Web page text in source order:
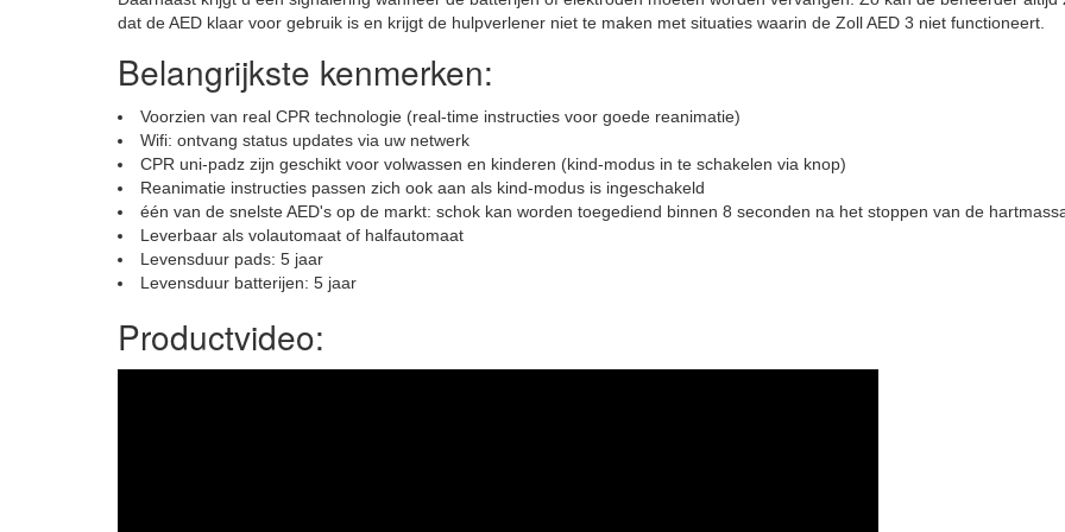
dat de AED klaar voor gebruik is en krijgt de hulpverlener niet te maken met situaties waarin de Zoll AED 3 niet functioneert.
Belangrijkste kenmerken:
Voorzien van real CPR technologie (real-time instructies voor goede reanimatie)
Wifi: ontvang status updates via uw netwerk
CPR uni-padz zijn geschikt voor volwassen en kinderen (kind-modus in te schakelen via knop)
Reanimatie instructies passen zich ook aan als kind-modus is ingeschakeld
één van de snelste AED's op de markt: schok kan worden toegediend binnen 8 seconden na het stoppen van de
Leverbaar als volautomaat of halfautomaat
Levensduur pads: 5 jaar
Levensduur batterijen: 5 jaar
Productvideo: